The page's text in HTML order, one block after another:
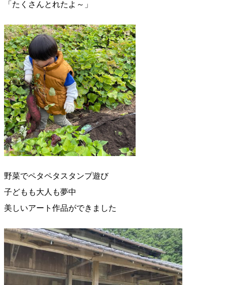
「たくさんとれたよ～」
野菜でペタペタスタンプ遊び
子どもも大人も夢中
美しいアート作品ができました